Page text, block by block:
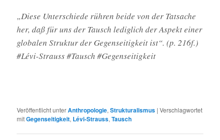
„Diese Unterschiede rühren beide von der Tatsache
her, daß für uns der Tausch lediglich der Aspekt einer
globalen Struktur der Gegenseitigkeit ist“. (p. 216f.)
#Lévi-Strauss #Tausch #Gegenseitigkeit
Veröffentlicht unterAnthropologie,Strukturalismus |Verschlagwortet
mitGegenseitigkeit, Lévi-Strauss,Tausch